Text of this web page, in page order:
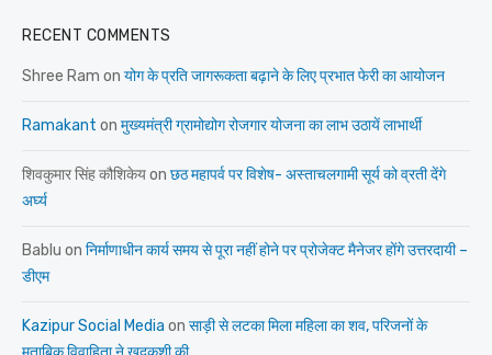
RECENT COMMENTS
Shree Ram on योग के प्रति जागरूकता बढ़ाने के लिए प्रभात फेरी का आयोजन
Ramakant on मुख्यमंत्री ग्रामोद्योग रोजगार योजना का लाभ उठायें लाभार्थी
शिवकुमार सिंह कौशिकेयon छठ महापर्व पर विशेष- अस्ताचलगामी सूर्य को व्रती देंगे
अर्घ्य
Bablu on निर्माणाधीन कार्य समय से पूरा नहीं होने पर प्रोजेक्ट मैनेजर होंगे उत्तरदायी –
डीएम
Kazipur Social Media on साड़ी से लटका मिला महिला का शव, परिजनों के